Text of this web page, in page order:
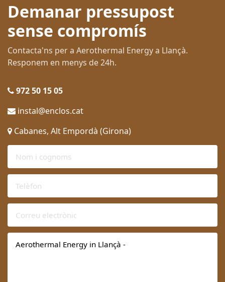
Demanar pressupost
sense compromís
Contacta'ns per a Aerothermal Energy a Llançà.
Responem en menys de 24h.
972 50 15 05
instal@enclos.cat
Cabanes, Alt Empordà (Girona)